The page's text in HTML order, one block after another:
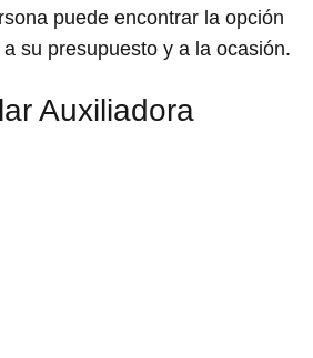
puede encontrar la opción
su presupuesto y a la ocasión.
Auxiliadora